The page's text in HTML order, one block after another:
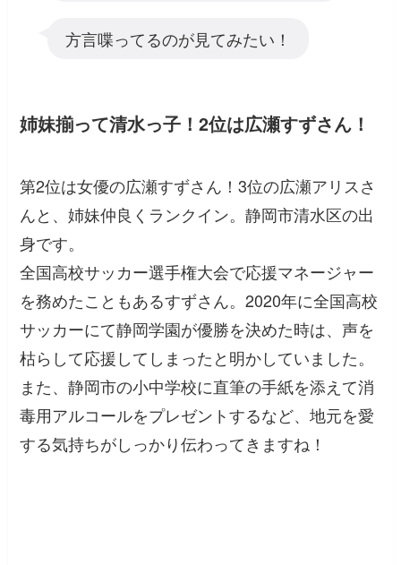
方言喋ってるのが見てみたい！
姉妹揃って清水っ子！2位は広瀬すずさん！
第2位は女優の広瀬すずさん！3位の広瀬アリスさ
んと、姉妹仲良くランクイン。静岡市清水区の出
身です。
全国高校サッカー選手権大会で応援マネージャー
を務めたこともあるすずさん。2020年に全国高校
サッカーにて静岡学園が優勝を決めた時は、声を
枯らして応援してしまったと明かしていました。
また、静岡市の小中学校に直筆の手紙を添えて消
毒用アルコールをプレゼントするなど、地元を愛
する気持ちがしっかり伝わってきますね！